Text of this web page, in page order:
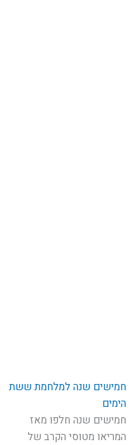
חמישים שנה למלחמת ששת
הימים
חמישים שנה חלפו מאז
המריאו מטוסי הקרב של